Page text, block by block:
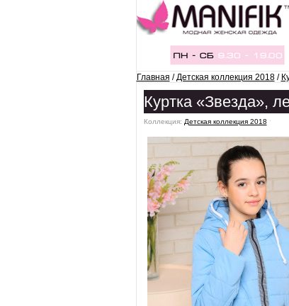
Главная /Детская коллекция 2018/
Куртка «Звезда»,
Коллекция: Детская коллекция 2018 ˑ